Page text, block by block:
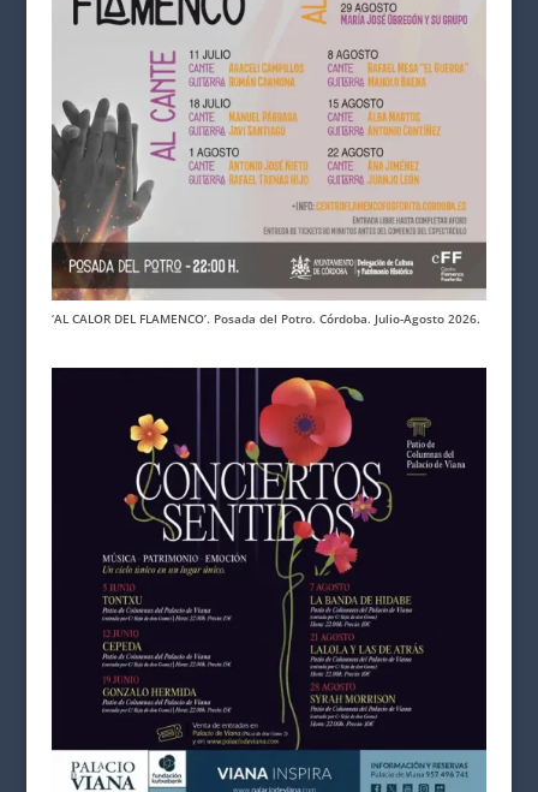
‘AL CALOR DEL FLAMENCO’. Posada del Potro. Córdoba. Julio-Agosto 2026.